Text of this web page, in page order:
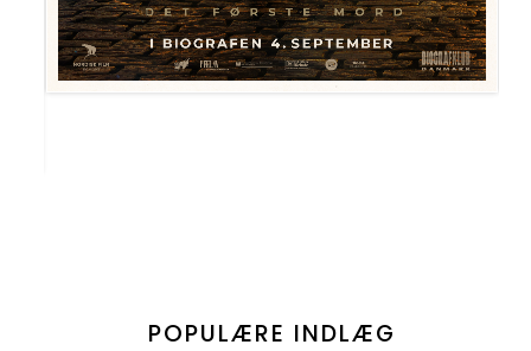
POPULÆRE INDLÆG